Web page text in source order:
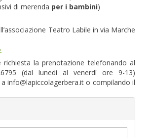
di merenda per i bambini)
Teatro Labile in via Marche
richiesta la prenotazione telefonando al
(dal lunedì al venerdì ore 9-13)
info@lapiccolagerbera.it o compilando il